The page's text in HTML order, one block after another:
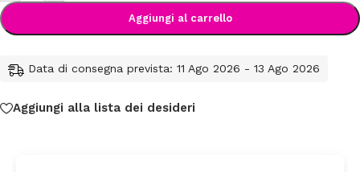
Aggiungi al carrello
Data di consegna prevista: 11 Ago 2026 - 13 Ago 2026
Aggiungi alla lista dei desideri